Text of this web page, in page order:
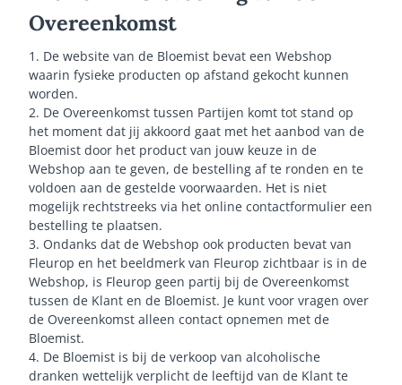
Overeenkomst
1. De website van de Bloemist bevat een Webshop
waarin fysieke producten op afstand gekocht kunnen
worden.
2. De Overeenkomst tussen Partijen komt tot stand op
het moment dat jij akkoord gaat met het aanbod van de
Bloemist door het product van jouw keuze in de
Webshop aan te geven, de bestelling af te ronden en te
voldoen aan de gestelde voorwaarden. Het is niet
mogelijk rechtstreeks via het online contactformulier een
bestelling te plaatsen.
3. Ondanks dat de Webshop ook producten bevat van
Fleurop en het beeldmerk van Fleurop zichtbaar is in de
Webshop, is Fleurop geen partij bij de Overeenkomst
tussen de Klant en de Bloemist. Je kunt voor vragen over
de Overeenkomst alleen contact opnemen met de
Bloemist.
4. De Bloemist is bij de verkoop van alcoholische
dranken wettelijk verplicht de leeftijd van de Klant te